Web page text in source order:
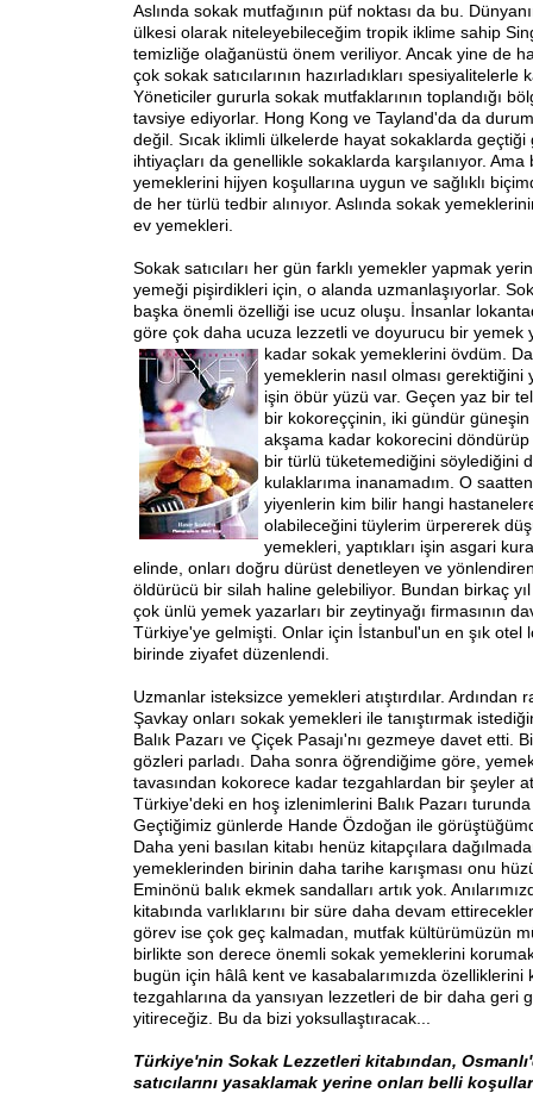
Aslında sokak mutfağının püf noktası da bu.
ülkesi olarak niteleyebileceğim tropik iklime sahip
temizliğe olağanüstü önem veriliyor. Ancak yine de
çok sokak satıcılarının hazırladıkları spesiyalitelerle
Yöneticiler gururla sokak mutfaklarının toplandığı
tavsiye ediyorlar. Hong Kong ve Tayland'da da
değil. Sıcak iklimli ülkelerde hayat sokaklarda geçtiği
ihtiyaçları da genellikle sokaklarda karşılanıyor.
yemeklerini hijyen koşullarına uygun ve sağlıklı
de her türlü tedbir alınıyor. Aslında sokak
ev yemekleri.
Sokak satıcıları her gün farklı yemekler yapmak
yemeği pişirdikleri için, o alanda uzmanlaşıyorlar.
başka önemli özelliği ise ucuz oluşu. İnsanlar
göre çok daha ucuza lezzetli ve doyurucu bir yemek
kadar sokak yemeklerini övdüm.
yemeklerin nasıl olması gerektiğini
işin öbür yüzü var. Geçen yaz bir
bir kokoreççinin, iki gündür
akşama kadar kokorecini
bir türlü tüketemediğini söylediğini
kulaklarıma inanamadım. O
yiyenlerin kim bilir hangi hastanelere
olabileceğini tüylerim ürpererek
yemekleri, yaptıkları işin asgari
elinde, onları doğru dürüst denetleyen ve
öldürücü bir silah haline gelebiliyor. Bundan birkaç
çok ünlü yemek yazarları bir zeytinyağı firmasının
Türkiye'ye gelmişti. Onlar için İstanbul'un en şık otel
birinde ziyafet düzenlendi.
Uzmanlar isteksizce yemekleri atıştırdılar. Ardından
Şavkay onları sokak yemekleri ile tanıştırmak
Balık Pazarı ve Çiçek Pasajı'nı gezmeye davet etti.
gözleri parladı. Daha sonra öğrendiğime göre,
tavasından kokorece kadar tezgahlardan bir şeyler
Türkiye'deki en hoş izlenimlerini Balık Pazarı
Geçtiğimiz günlerde Hande Özdoğan ile
Daha yeni basılan kitabı henüz kitapçılara
yemeklerinden birinin daha tarihe karışması onu
Eminönü balık ekmek sandalları artık yok.
kitabında varlıklarını bir süre daha devam
görev ise çok geç kalmadan, mutfak kültürümüzün
birlikte son derece önemli sokak yemeklerini
bugün için hâlâ kent ve kasabalarımızda özelliklerini
tezgahlarına da yansıyan lezzetleri de bir daha geri
yitireceğiz. Bu da bizi yoksullaştıracak...
Türkiye'nin Sokak Lezzetleri kitabından,
satıcılarını yasaklamak yerine onları belli